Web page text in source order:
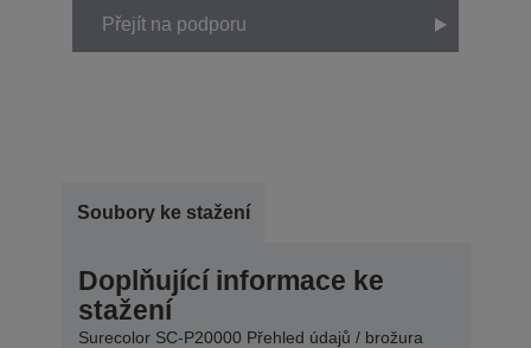
Přejít na podporu
Soubory ke stažení
Doplňující informace ke
stažení
Surecolor SC-P20000 Přehled údajů / brožura